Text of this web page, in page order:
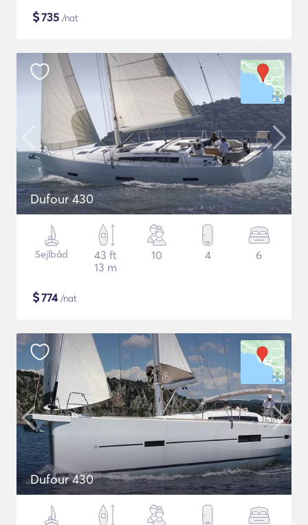
$735 /nat
Dufour 430
Sejlbåd
43 ft
13 m
10 4 6
$774/nat
Dufour 430